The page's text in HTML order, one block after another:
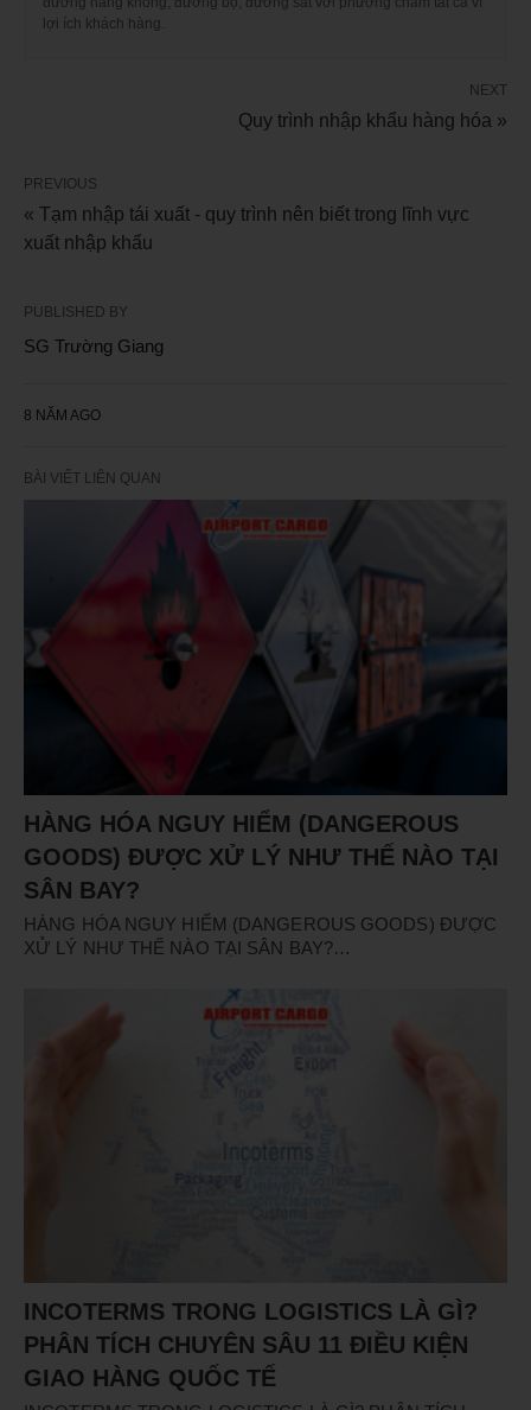
lợi ích khách hàng.
NEXT
Quy trình nhập khẩu hàng hóa »
PREVIOUS
« Tạm nhập tái xuất - quy trình nên biết trong lĩnh vực
xuất nhập khẩu
PUBLISHED BY
SG Trường Giang
8 NĂM AGO
BÀI VIẾT LIÊN QUAN
HÀNG HÓA NGUY HIỂM (DANGEROUS
GOODS) ĐƯỢC XỬ LÝ NHƯ THẾ NÀO TẠI
SÂN BAY?
HÀNG HÓA NGUY HIỂM (DANGEROUS GOODS) ĐƯỢC
XỬ LÝ NHƯ THẾ NÀO TẠI SÂN BAY?…
INCOTERMS TRONG LOGISTICS LÀ GÌ?
PHÂN TÍCH CHUYÊN SÂU 11 ĐIỀU KIỆN
GIAO HÀNG QUỐC TẾ